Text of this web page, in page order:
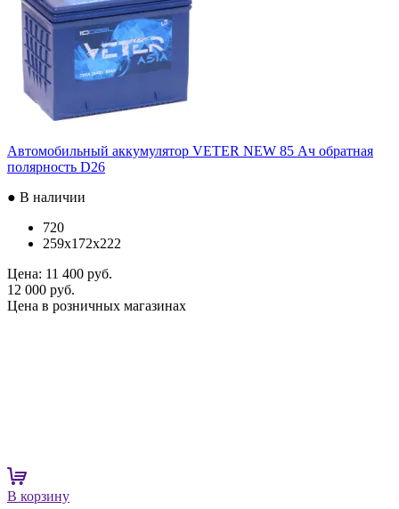
Автомобильный аккумулятор VETER NEW 85 Ач обратная
полярность D26
● В наличии
720
259x172x222
Цена: 11 400 руб.
12 000 руб.
Цена в розничных магазинах
В корзину